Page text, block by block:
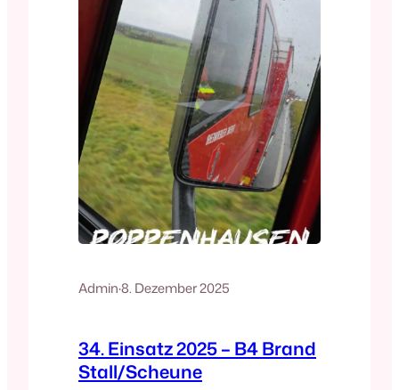
Admin·8. Dezember 2025
34. Einsatz 2025 – B4 Brand
Stall/Scheune